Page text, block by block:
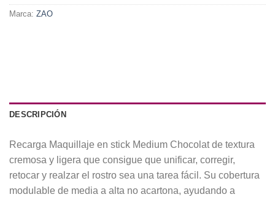
Marca: ZAO
DESCRIPCIÓN
Recarga Maquillaje en stick Medium Chocolat de textura
cremosa y ligera que consigue que unificar, corregir,
retocar y realzar el rostro sea una tarea fácil. Su cobertura
modulable de media a alta no acartona, ayudando a